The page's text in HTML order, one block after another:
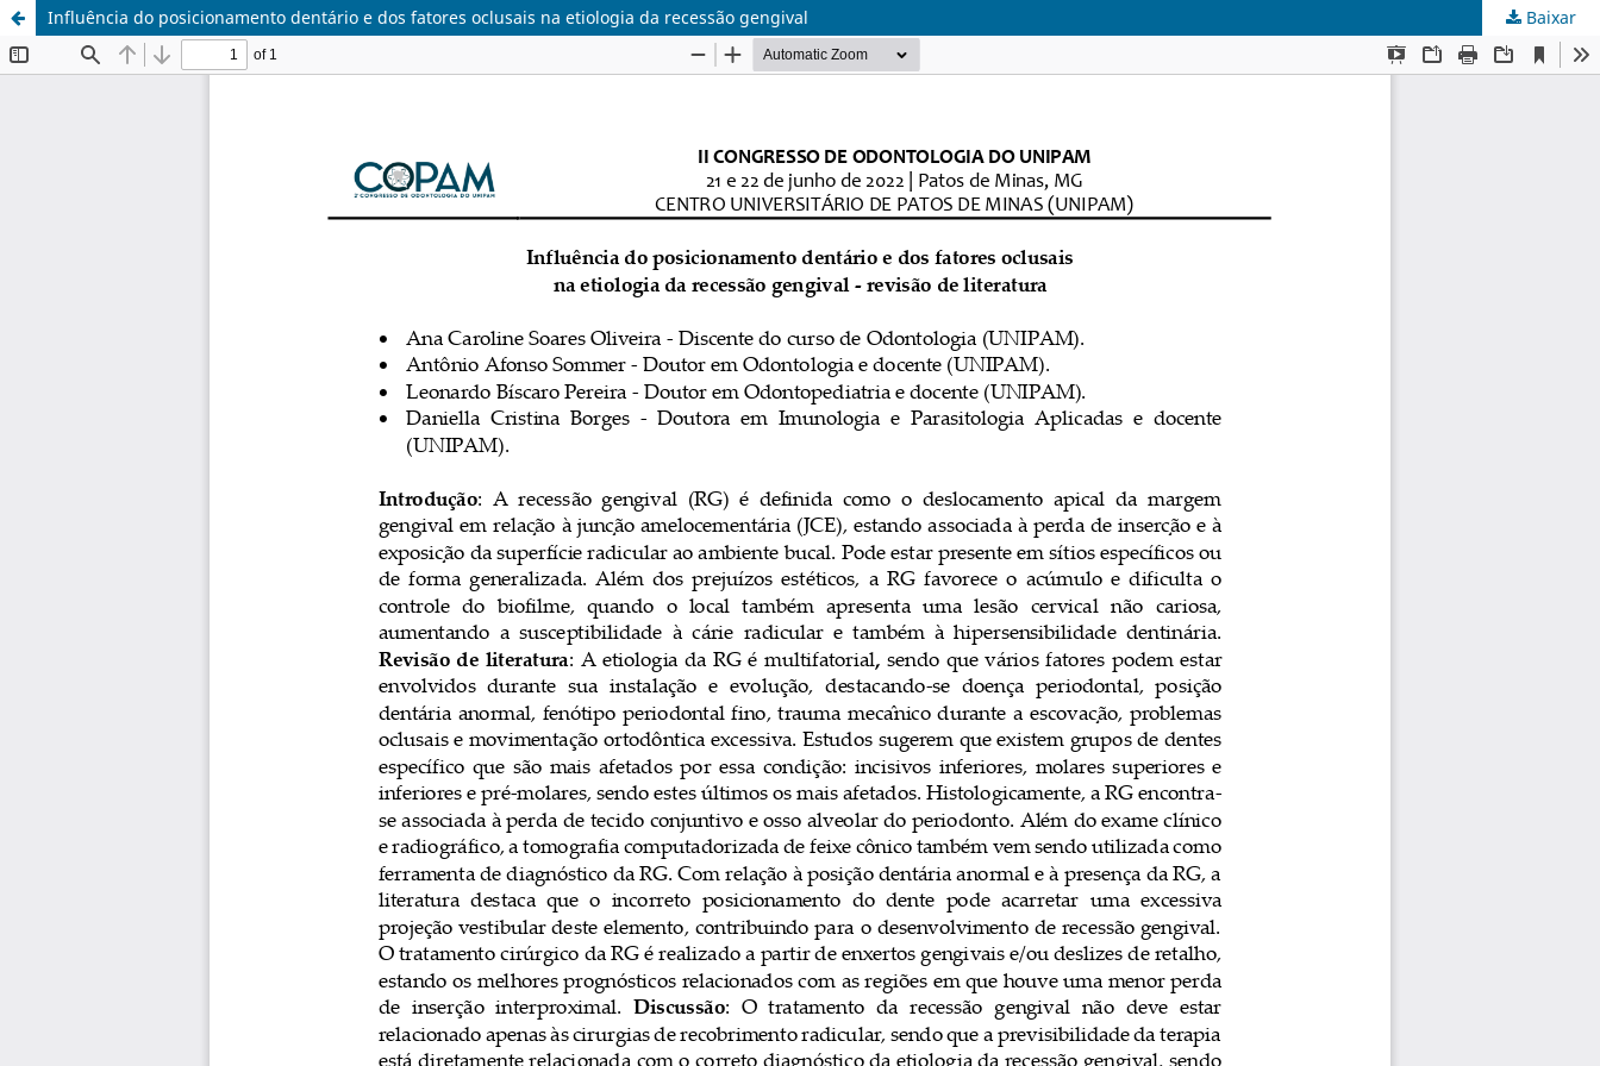
Influência do posicionamento dentário e dos fatores oclusais na etiologia da recessão gengival Baixar